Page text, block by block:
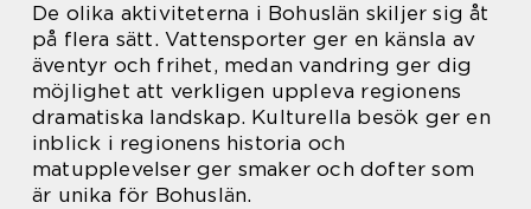
De olika aktiviteterna i Bohuslän skiljer sig åt
på flera sätt. Vattensporter ger en känsla av
äventyr och frihet, medan vandring ger dig
möjlighet att verkligen uppleva regionens
dramatiska landskap. Kulturella besök ger en
inblick i regionens historia och
matupplevelser ger smaker och dofter som
är unika för Bohuslän.